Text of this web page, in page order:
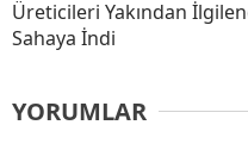
Üreticileri Yakından
Sahaya İndi
YORUMLAR